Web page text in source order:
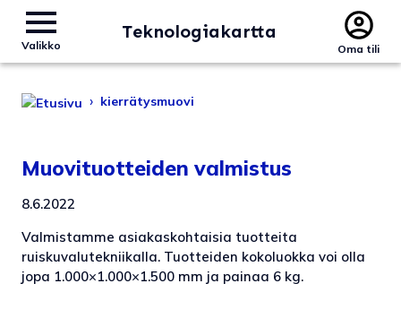
Valikko
Teknologiakartta
Oma tili
› kierrätysmuovi
Muovituotteiden valmistus
8.6.2022
Valmistamme asiakaskohtaisia tuotteita
ruiskuvalutekniikalla. Tuotteiden kokoluokka voi olla
jopa 1.000×1.000×1.500 mm ja painaa 6 kg.